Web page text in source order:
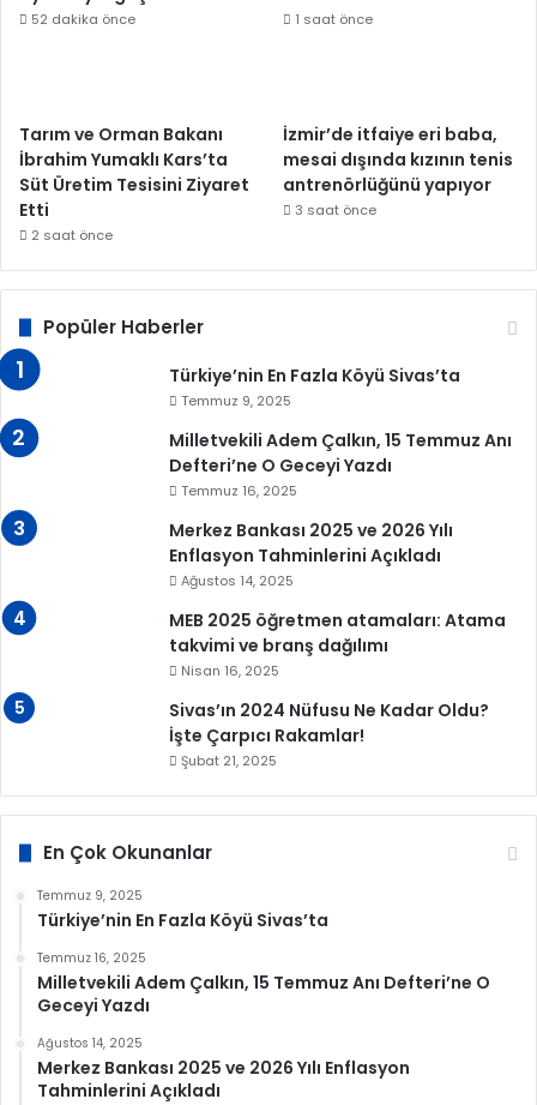
52 dakika önce 1 saat önce
Tarım ve Orman Bakanı
İbrahim Yumaklı Kars’ta
Süt Üretim Tesisini Ziyaret
Etti
2 saat önce
İzmir’de itfaiye eri baba,
mesai dışında kızının tenis
antrenörlüğünü yapıyor
3 saat önce
Popüler Haberler
Türkiye’nin En Fazla Köyü Sivas’ta
Temmuz 9, 2025
Milletvekili Adem Çalkın, 15 Temmuz Anı
Defteri’ne O Geceyi Yazdı
Temmuz 16, 2025
Merkez Bankası 2025 ve 2026 Yılı
Enflasyon Tahminlerini Açıkladı
Ağustos 14, 2025
MEB 2025 öğretmen atamaları: Atama
takvimi ve branş dağılımı
Nisan 16, 2025
Sivas’ın 2024 Nüfusu Ne Kadar Oldu?
İşte Çarpıcı Rakamlar!
Şubat 21, 2025
En Çok Okunanlar
Temmuz 9, 2025
Türkiye’nin En Fazla Köyü Sivas’ta
Temmuz 16, 2025
Milletvekili Adem Çalkın, 15 Temmuz Anı Defteri’ne O
Geceyi Yazdı
Ağustos 14, 2025
Merkez Bankası 2025 ve 2026 Yılı Enflasyon
Tahminlerini Açıkladı